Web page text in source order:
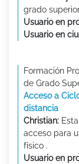
grado
Usuario en
Usuario en
Formación
de Grado
Acceso a
distancia
Christian:
acceso para
físico .
Usuario en